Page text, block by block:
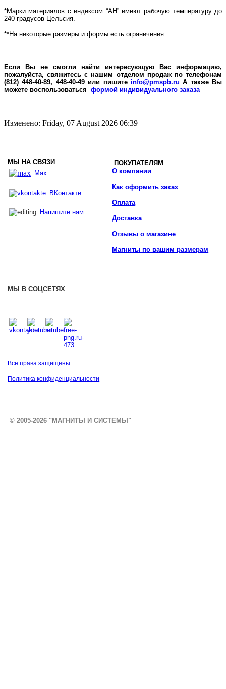
*Марки материалов с индексом “AH” имеют рабочую температуру до
240 градусов Цельсия.
**На некоторые размеры и формы есть ограничения.
Если Вы не смогли найти интересующую Вас информацию,
пожалуйста, свяжитесь с нашим отделом продаж по телефонам
(812) 448-40-89, 448-40-49 или пишите info@pmspb.ru А также Вы
можете воспользоваться формой индивидуального заказа
Изменено: Friday, 07 August 2026 06:39
МЫ НА СВЯЗИ
ПОКУПАТЕЛЯМ
Max
ВКонтакте
Напишите нам
О компании
Как оформить заказ
Оплата
Доставка
Отзывы о магазине
Магниты по вашим размерам
МЫ В СОЦСЕТЯХ
Все права защищены
Политика конфиденциальности
© 2005-2026 "МАГНИТЫ И СИСТЕМЫ"